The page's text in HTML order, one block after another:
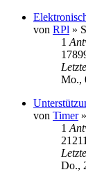
von RPl »
1
Mo.,
von Timer»
1
21211
Do.,